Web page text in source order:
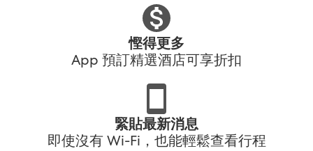
慳得更多
App 預訂精選酒店可享折扣
緊貼最新消息
即使沒有 Wi-Fi，也能輕鬆查看行程